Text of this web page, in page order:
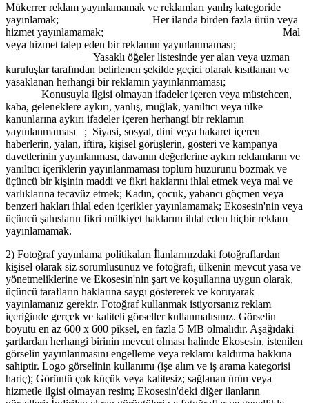
Mükerrer reklam yayınlamamak ve reklamları yanlış kategoride
yayınlamak; Her ilanda birden fazla ürün veya
hizmet yayınlamamak; Mal
veya hizmet talep eden bir reklamın yayınlanmaması;
Yasaklı öğeler listesinde yer alan veya uzman
kuruluşlar tarafından belirlenen şekilde geçici olarak kısıtlanan ve
yasaklanan herhangi bir reklamın yayınlanmaması;
Konusuyla ilgisi olmayan ifadeler içeren veya müstehcen,
kaba, geleneklere aykırı, yanlış, muğlak, yanıltıcı veya ülke
kanunlarına aykırı ifadeler içeren herhangi bir reklamın
yayınlanmaması ; Siyasi, sosyal, dini veya hakaret içeren
haberlerin, yalan, iftira, kişisel görüşlerin, gösteri ve kampanya
davetlerinin yayınlanması, davanın değerlerine aykırı reklamların ve
yanıltıcı içeriklerin yayınlanmaması toplum huzurunu bozmak ve
üçüncü bir kişinin maddi ve fikri haklarını ihlal etmek veya mal ve
varlıklarına tecavüz etmek; Kadın, çocuk, yabancı göçmen veya
benzeri hakları ihlal eden içerikler yayınlamamak; Ekosesin'nin veya
üçüncü şahısların fikri mülkiyet haklarını ihlal eden hiçbir reklam
yayınlamamak.
2) Fotoğraf yayınlama politikaları İlanlarınızdaki fotoğraflardan
kişisel olarak siz sorumlusunuz ve fotoğrafı, ülkenin mevcut yasa ve
yönetmeliklerine ve Ekosesin'nin şart ve koşullarına uygun olarak,
üçüncü tarafların haklarına saygı göstererek ve koruyarak
yayınlamanız gerekir. Fotoğraf kullanmak istiyorsanız reklam
içeriğinde gerçek ve kaliteli görseller kullanmalısınız. Görselin
boyutu en az 600 x 600 piksel, en fazla 5 MB olmalıdır. Aşağıdaki
şartlardan herhangi birinin mevcut olması halinde Ekosesin, istenilen
görselin yayınlanmasını engelleme veya reklamı kaldırma hakkına
sahiptir. Logo görselinin kullanımı (işe alım ve iş arama kategorisi
hariç); Görüntü çok küçük veya kalitesiz; sağlanan ürün veya
hizmetle ilgisi olmayan resim; Ekosesin'deki diğer ilanların